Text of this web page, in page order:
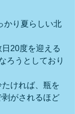
20度を迎える
ろうとしており
ければ、瓶を
がされるほど